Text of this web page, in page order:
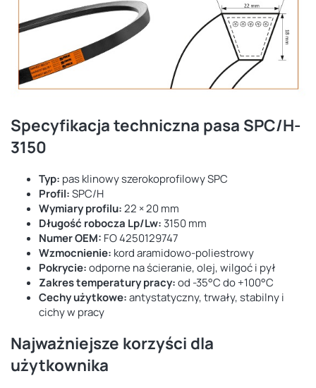
Specyfikacja techniczna pasa SPC/H-
3150
Typ: pas klinowy szerokoprofilowy SPC
Profil:SPC/H
Wymiary profilu:22 × 20 mm
Długość robocza Lp/Lw: 3150 mm
Numer OEM: FO 4250129747
Wzmocnienie: kord aramidowo-poliestrowy
Pokrycie:odporne na ścieranie, olej, wilgoć i pył
Zakres temperatury pracy:od -35°C do +100°C
Cechy użytkowe:antystatyczny, trwały, stabilny i
cichy w pracy
Najważniejsze korzyści dla
użytkownika